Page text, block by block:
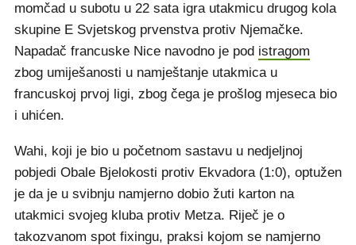
momčad u subotu u 22 sata igra utakmicu drugog kola
skupine E Svjetskog prvenstva protiv Njemačke.
Napadač francuske Nice navodno je pod istragom
zbog umiješanosti u namještanje utakmica u
francuskoj prvoj ligi, zbog čega je prošlog mjeseca bio
i uhićen.
Wahi, koji je bio u početnom sastavu u nedjeljnoj
pobjedi Obale Bjelokosti protiv Ekvadora (1:0), optužen
je da je u svibnju namjerno dobio žuti karton na
utakmici svojeg kluba protiv Metza. Riječ je o
takozvanom spot fixingu, praksi kojom se namjerno